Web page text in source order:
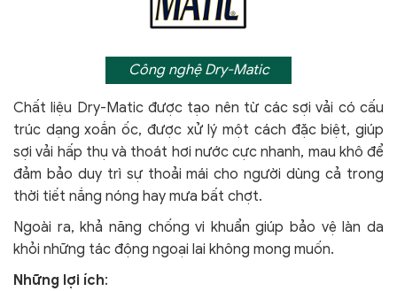
Công nghệ Dry-Matic
Chất liệu Dry-Matic được tạo nên từ các sợi vải có cấu
trúc dạng xoắn ốc, được xử lý một cách đặc biệt, giúp
sợi vải hấp thụ và thoát hơi nước cực nhanh, mau khô để
đảm bảo duy trì sự thoải mái cho người dùng cả trong
thời tiết nắng nóng hay mưa bất chợt.
Ngoài ra, khả năng chống vi khuẩn giúp bảo vệ làn da
khỏi những tác động ngoại lai không mong muốn.
Những lợi ích: